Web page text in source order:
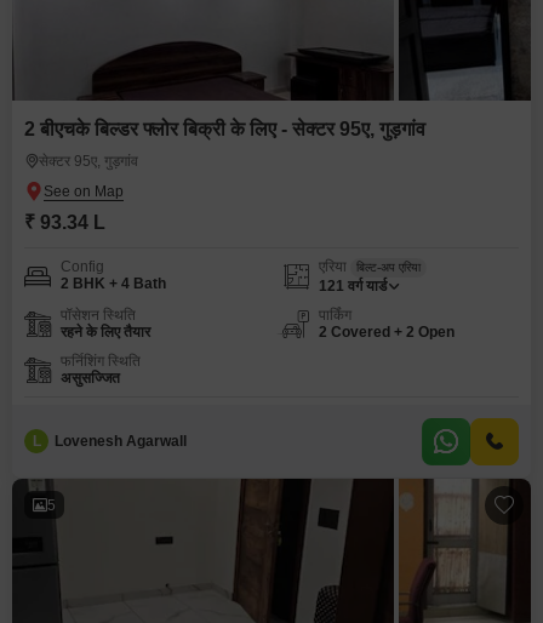
2 बीएचके बिल्डर फ्लोर बिक्री के लिए - सेक्टर 95ए, गुड़गांव
सेक्टर 95ए, गुड़गांव
₹ 93.34 L
Config
2 BHK + 4 Bath
एरिया बिल्ट-अप एरिया
121 वर्ग यार्ड
पॉसेशन स्थिति
रहने के लिए तैयार
पार्किंग
2 Covered + 2 Open
फर्निशिंग स्थिति
असुसज्जित
L Lovenesh Agarwall
5